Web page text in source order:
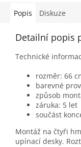
Popis Diskuze
Detailní popis
Technické
rozměr: 66
barevné
způsob
záruka: 5 let
součást
Montáž na čtyři
upínací desky.